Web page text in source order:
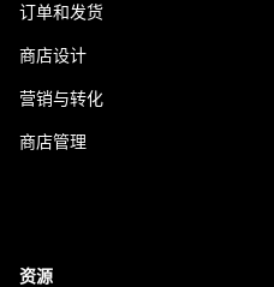
订单和发货
商店设计
营销与转化
商店管理
资源